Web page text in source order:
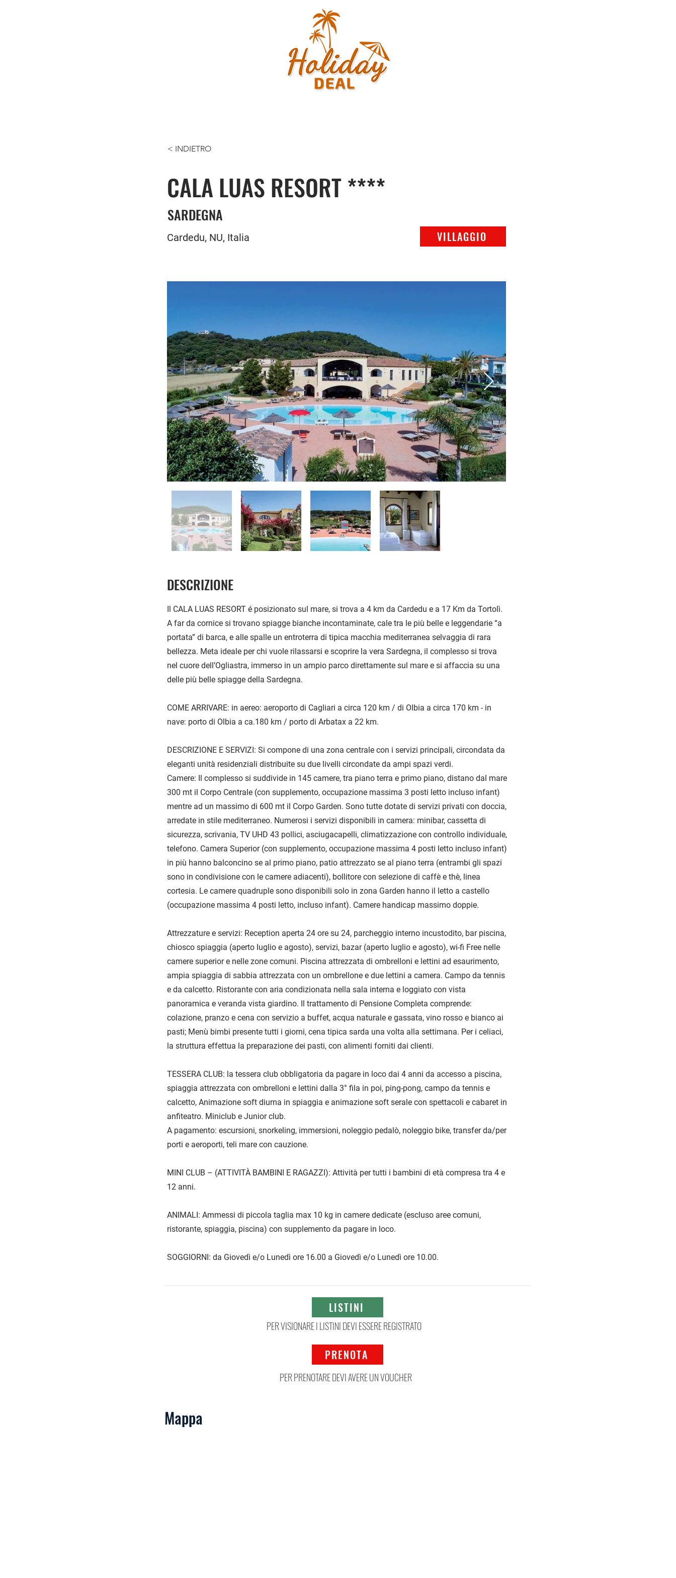
< INDIETRO
CALA LUAS RESORT ****
SARDEGNA
Cardedu, NU, Italia VILLAGGIO
DESCRIZIONE
Il CALA LUAS RESORT é posizionato sul mare, si trova a 4 km da Cardedu e a 17 Km da Tortolì.
A far da cornice si trovano spiagge bianche incontaminate, cale tra le più belle e leggendarie “a
portata” di barca, e alle spalle un entroterra di tipica macchia mediterranea selvaggia di rara
bellezza. Meta ideale per chi vuole rilassarsi e scoprire la vera Sardegna, il complesso si trova
nel cuore dell’Ogliastra, immerso in un ampio parco direttamente sul mare e si affaccia su una
delle più belle spiagge della Sardegna.
COME ARRIVARE: in aereo: aeroporto di Cagliari a circa 120 km / di Olbia a circa 170 km - in
nave: porto di Olbia a ca.180 km / porto di Arbatax a 22 km.
DESCRIZIONE E SERVIZI: Si compone di una zona centrale con i servizi principali, circondata da
eleganti unità residenziali distribuite su due livelli circondate da ampi spazi verdi.
Camere: Il complesso si suddivide in 145 camere, tra piano terra e primo piano, distano dal mare
300 mt il Corpo Centrale (con supplemento, occupazione massima 3 posti letto incluso infant)
mentre ad un massimo di 600 mt il Corpo Garden. Sono tutte dotate di servizi privati con doccia,
arredate in stile mediterraneo. Numerosi i servizi disponibili in camera: minibar, cassetta di
sicurezza, scrivania, TV UHD 43 pollici, asciugacapelli, climatizzazione con controllo individuale,
telefono. Camera Superior (con supplemento, occupazione massima 4 posti letto incluso infant)
in più hanno balconcino se al primo piano, patio attrezzato se al piano terra (entrambi gli spazi
sono in condivisione con le camere adiacenti), bollitore con selezione di caffè e thè, linea
cortesia. Le camere quadruple sono disponibili solo in zona Garden hanno il letto a castello
(occupazione massima 4 posti letto, incluso infant). Camere handicap massimo doppie.
Attrezzature e servizi: Reception aperta 24 ore su 24, parcheggio interno incustodito, bar piscina,
chiosco spiaggia (aperto luglio e agosto), servizi, bazar (aperto luglio e agosto), wi-fi Free nelle
camere superior e nelle zone comuni. Piscina attrezzata di ombrelloni e lettini ad esaurimento,
ampia spiaggia di sabbia attrezzata con un ombrellone e due lettini a camera. Campo da tennis
e da calcetto. Ristorante con aria condizionata nella sala interna e loggiato con vista
panoramica e veranda vista giardino. Il trattamento di Pensione Completa comprende:
colazione, pranzo e cena con servizio a buffet, acqua naturale e gassata, vino rosso e bianco ai
pasti; Menù bimbi presente tutti i giorni, cena tipica sarda una volta alla settimana. Per i celiaci,
la struttura effettua la preparazione dei pasti, con alimenti forniti dai clienti.
TESSERA CLUB: la tessera club obbligatoria da pagare in loco dai 4 anni da accesso a piscina,
spiaggia attrezzata con ombrelloni e lettini dalla 3° fila in poi, ping-pong, campo da tennis e
calcetto, Animazione soft diurna in spiaggia e animazione soft serale con spettacoli e cabaret in
anfiteatro. Miniclub e Junior club.
A pagamento: escursioni, snorkeling, immersioni, noleggio pedalò, noleggio bike, transfer da/per
porti e aeroporti, teli mare con cauzione.
MINI CLUB – (ATTIVITÀ BAMBINI E RAGAZZI): Attività per tutti i bambini di età compresa tra 4 e
12 anni.
ANIMALI: Ammessi di piccola taglia max 10 kg in camere dedicate (escluso aree comuni,
ristorante, spiaggia, piscina) con supplemento da pagare in loco.
SOGGIORNI: da Giovedì e/o Lunedì ore 16.00 a Giovedì e/o Lunedì ore 10.00.
LISTINI
PER VISIONARE I LISTINI DEVI ESSERE REGISTRATO
PRENOTA
PER PRENOTARE DEVI AVERE UN VOUCHER
Mappa